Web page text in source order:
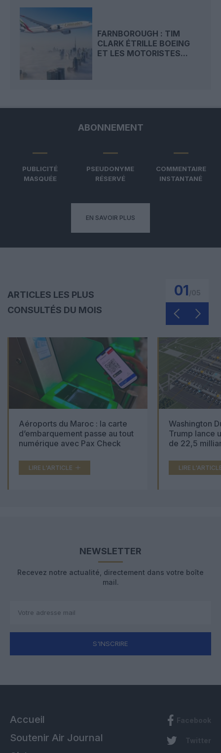
FARNBOROUGH : TIM
CLARK ÉTRILLE BOEING
ET LES MOTORISTES...
ABONNEMENT
PUBLICITÉ
MASQUÉE
PSEUDONYME
RÉSERVÉ
COMMENTAIRE
INSTANTANÉ
EN SAVOIR PLUS
ARTICLES LES PLUS
CONSULTÉS DU MOIS
01
Aéroports du Maroc : la carte
d’embarquement passe au tout
numérique avec Pax Check
LIRE L'ARTICLE
Washington
Trump lance
de 22,5
LIRE
NEWSLETTER
Recevez notre actualité, directement dans votre boîte
mail.
S'INSCRIRE
Accueil
Soutenir Air Journal